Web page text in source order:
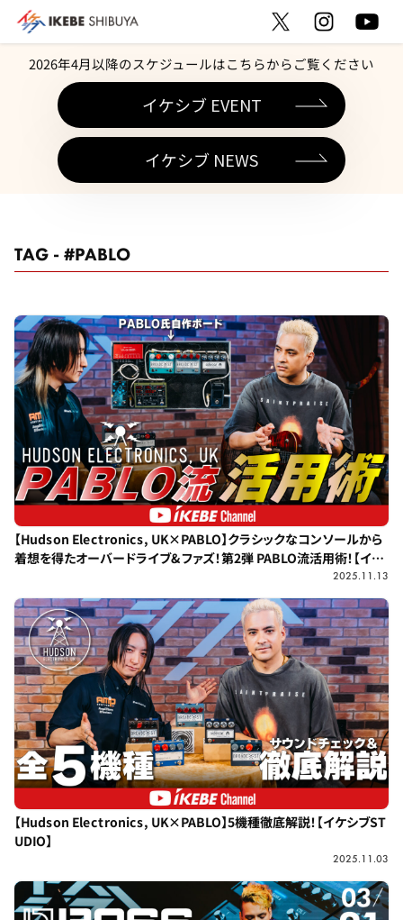
2026年4月以降のスケジュールはこちらからご覧ください
イケシブ EVENT
イケシブ NEWS
TAG - #PABLO
【Hudson Electronics, UK×PABLO】クラシックなコンソールから
着想を得たオーバードライブ&ファズ！第2弾 PABLO流活用術！【イケ
2025.11.13
【Hudson Electronics, UK×PABLO】5機種徹底解説！【イケシブST
UDIO】
2025.11.03